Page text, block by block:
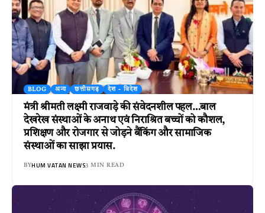
BLOG अन्य छत्तीसगढ़ देश - विदेश
मंत्री श्रीमती लक्ष्मी राजवाड़े की संवेदनशील पहल…बाल
देखरेख संस्थाओं के अनाथ एवं निराश्रित बच्चों को कौशल,
प्रशिक्षण और रोजगार से जोड़ने बैंकिंग और सामाजिक
संस्थाओं का साझा प्रयास.
BYHUM VATAN NEWS3 MIN READ